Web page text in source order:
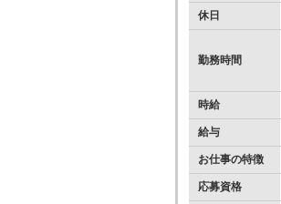
休日
勤務時間
時給
給与
お仕事の特徴
応募資格